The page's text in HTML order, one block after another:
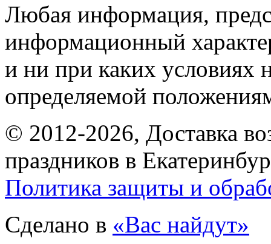
Любая информация,
информационный
и ни при каких условиях
определяемой
© 2012-2026, Доставка
праздников в
Политика защиты и
Сделано в «Вас найдут»